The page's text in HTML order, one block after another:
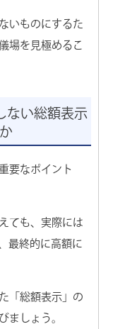
いものにするた
場を見極めるこ
ない総額表示
要なポイント
ても、実際には
最終的に高額に
「総額表示」の
ましょう。